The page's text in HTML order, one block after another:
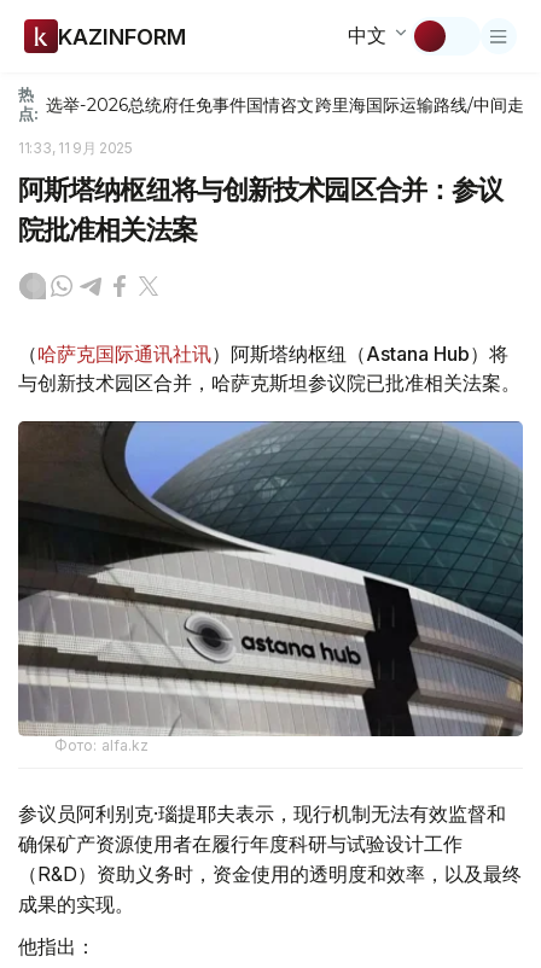
KAZINFORM 中文
热
点: 选举-2026总统府任免事件国情咨文跨里海国际运输路线/中间走廊
11:33, 11 9月 2025
阿斯塔纳枢纽将与创新技术园区合并：参议
院批准相关法案
（哈萨克国际通讯社讯）阿斯塔纳枢纽（Astana Hub）将
与创新技术园区合并，哈萨克斯坦参议院已批准相关法案。
Фото: alfa.kz
参议员阿利别克·瑙提耶夫表示，现行机制无法有效监督和
确保矿产资源使用者在履行年度科研与试验设计工作
（R&D）资助义务时，资金使用的透明度和效率，以及最终
成果的实现。
他指出：